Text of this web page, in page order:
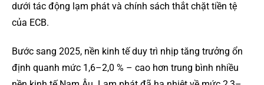
dưới tác động lạm phát và chính sách thắt chặt tiền tệ
của ECB.
Bước sang 2025, nền kinh tế duy trì nhịp tăng trưởng ổn
định quanh mức 1,6–2,0 % – cao hơn trung bình nhiều